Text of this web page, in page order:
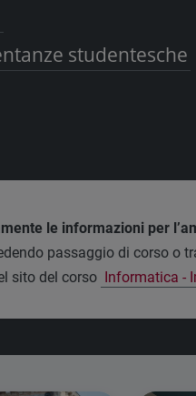
studentesche
le informazioni per
passaggio di corso o
sito del corso Informatica -